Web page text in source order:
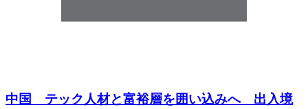
中国 テック人材と富裕層を囲い込みへ 出入境